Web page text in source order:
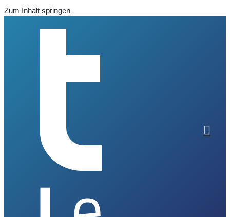
Zum Inhalt springen